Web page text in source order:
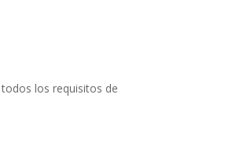
los requisitos de